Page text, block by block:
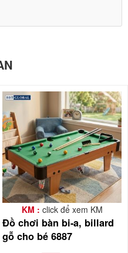
KM : click để xem KM
Đồ chơi bàn bi-a, billard
gỗ cho bé 6887